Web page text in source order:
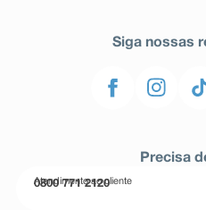
Siga nossas
Precisa
Atendimento ao cliente
0800 771 2120